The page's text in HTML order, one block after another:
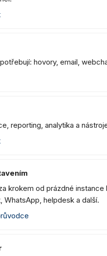
hovory, email,
reporting, analytika a
krokem od prázdné instance
WhatsApp, helpdesk a další.